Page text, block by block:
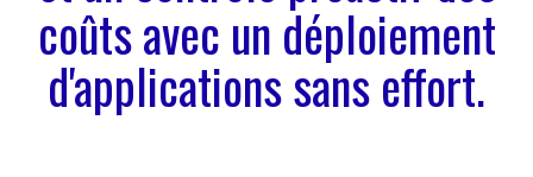
coûts avec un déploiement
d'applications sans effort.